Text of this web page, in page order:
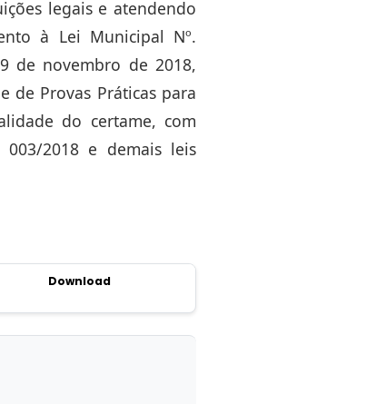
legais e atendendo
à Lei Municipal Nº.
de novembro de 2018,
de Provas Práticas para
do certame, com
003/2018 e demais leis
Download